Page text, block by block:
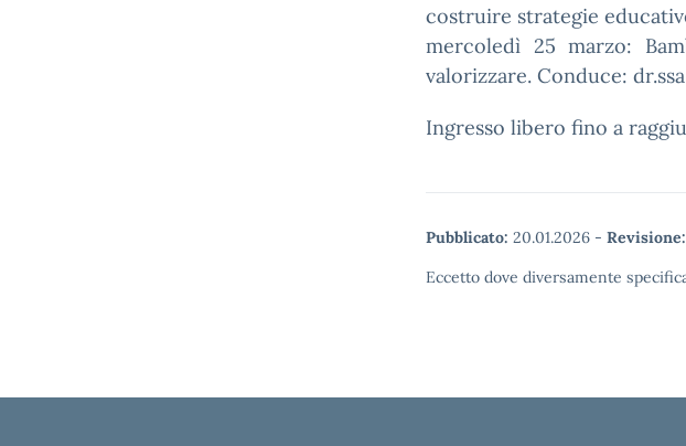
costruire strategie
mercoledì 25 marzo:
valorizzare. Conduce:
Ingresso libero fino a
Pubblicato: 20.01.2026 - Revisione:
Eccetto dove diversamente